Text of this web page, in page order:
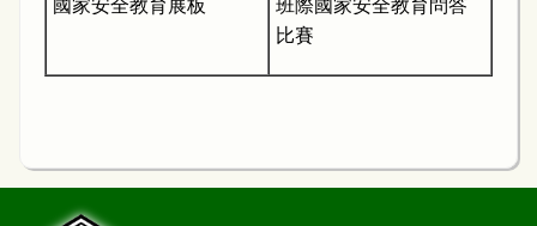
國家安全教育展板
班際國家安全教育問答
比賽